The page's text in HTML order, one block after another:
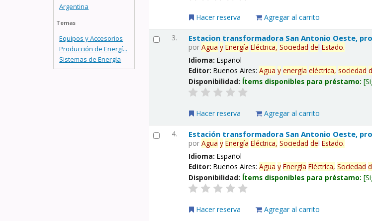
Argentina
Temas
Equipos y Accesorios
Producción de Energí...
Sistemas de Energía
Hacer reserva Agregar al carrito
3. Estacion transformadora San Antonio Oeste,
porAgua y Energía Eléctrica, Sociedad delEstado.
Idioma:Español
Editor:Buenos Aires:Agua y energía eléctrica, sociedad
Disponibilidad: Ítems disponibles para préstamo:
Hacer reserva Agregar al carrito
4. Estación transformadora San Antonio Oeste,
porAgua y Energía Eléctrica, Sociedad delEstado.
Idioma:Español
Editor:Buenos Aires:Agua y Energía Eléctrica, Sociedad
Disponibilidad: Ítems disponibles para préstamo:
Hacer reserva Agregar al carrito